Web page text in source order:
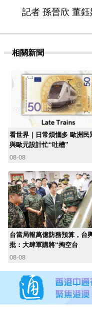
記者 孫晉欣 董鈺
相關新聞
看世界｜日常煩惱多 歐洲民
與歐元設計忙“吐槽”
08-08
台當局報萬億防務預算，台
批：大肆軍購將“掏空台
08-08